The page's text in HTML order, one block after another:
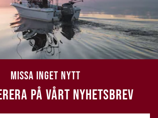
MISSA INGET NYTT
PÅ VÅRT NYHETSBREV